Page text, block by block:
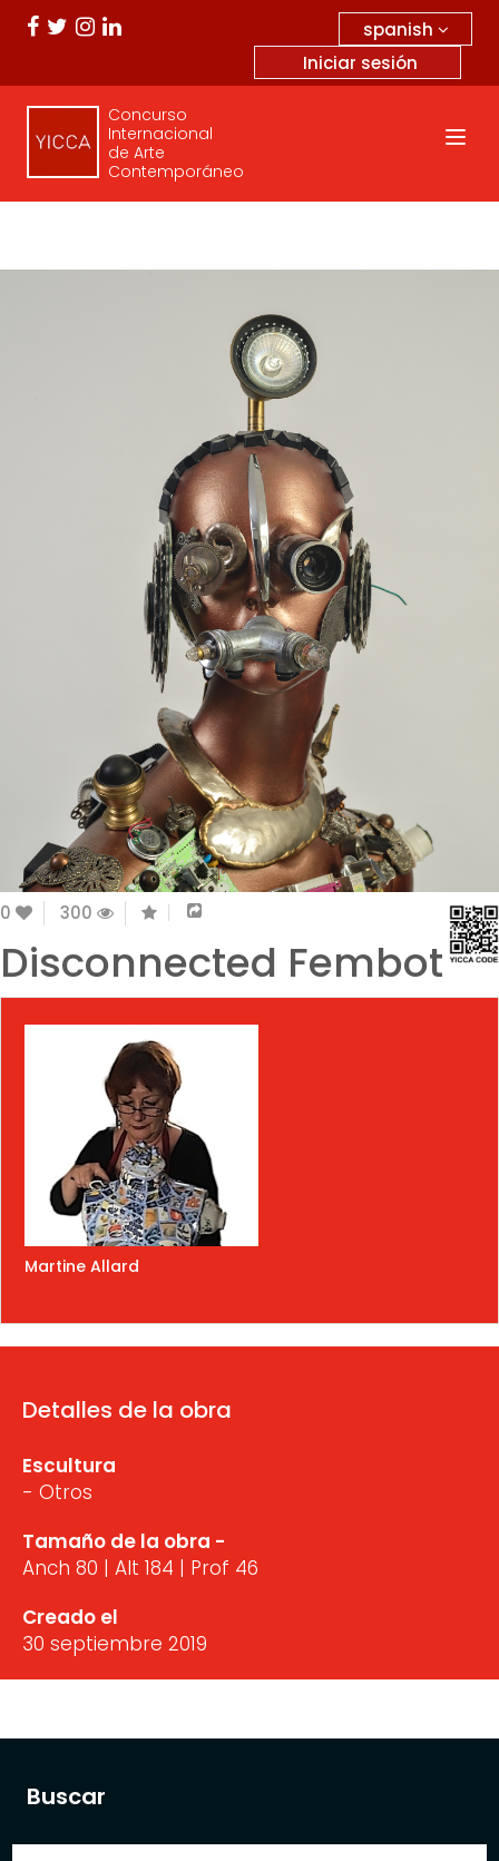
spanish
Iniciar sesión
Concurso
Internacional
de Arte
Contemporáneo
Buscar
0 300
Disconnected Fembot
Martine Allard
Detalles de la obra
Escultura
- Otros
Tamaño de la obra -
Anch 80 | Alt 184 | Prof 46
Creado el
30 septiembre 2019